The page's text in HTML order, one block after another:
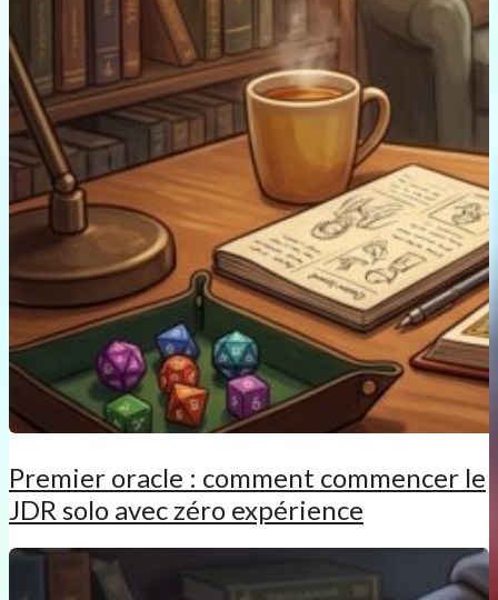
Premier oracle : comment commencer le
JDR solo avec zéro expérience